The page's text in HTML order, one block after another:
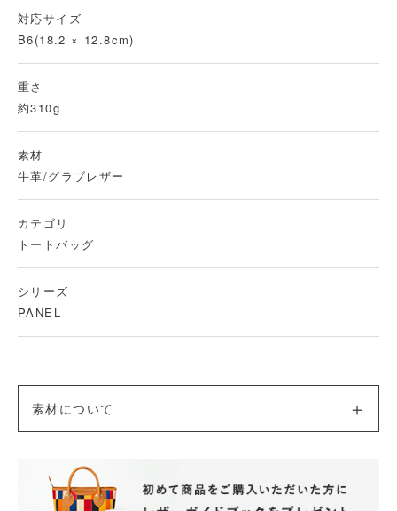
対応サイズ
B6(18.2 × 12.8cm)
重さ
約310g
素材
牛革/グラブレザー
カテゴリ
トートバッグ
シリーズ
PANEL
素材について